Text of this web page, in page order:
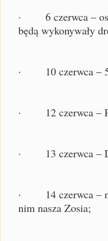
· 6 czerwca –
będą wykonywały
· 10 czerwca – 5.
· 12 czerwca –
· 13 czerwca –
· 14 czerwca –
nim nasza Zosia;